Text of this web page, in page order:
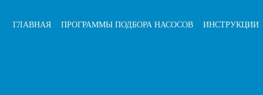
ГЛАВНАЯ ПРОГРАММЫ ПОДБОРА НАСОСОВ ИНСТРУКЦИИ